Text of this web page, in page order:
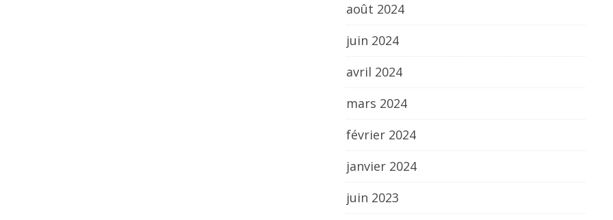
août 2024
juin 2024
avril 2024
mars 2024
février 2024
janvier 2024
juin 2023